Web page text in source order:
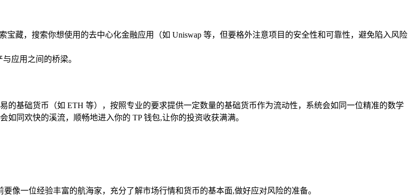
藏，搜索你想使用的去中心化金融应用（如 Uniswap 等，但要格外注意项目的安全性和可靠性，避免陷入风险
应用之间的桥梁。
的基础货币（如 ETH 等），按照专业的要求提供一定数量的基础货币作为流动性，系统会如同一位精准的数学
同欢快的溪流，顺畅地进入你的 TP 钱包,让你的投资收获满满。
像一位经验丰富的航海家，充分了解市场行情和货币的基本面,做好应对风险的准备。